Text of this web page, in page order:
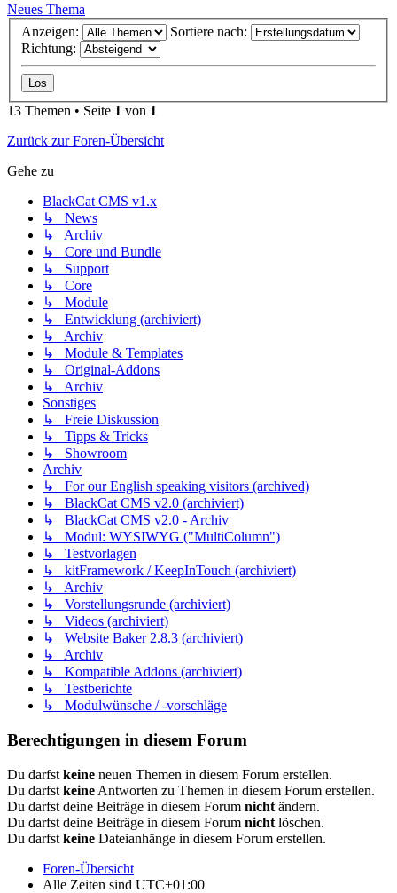
Neues Thema
Anzeigen:
Sortiere nach:
Richtung:
13 Themen • Seite 1 von 1
Zurück zur Foren-Übersicht
Gehe zu
BlackCat CMS v1.x
↳ News
↳ Archiv
↳ Core und Bundle
↳ Support
↳ Core
↳ Module
↳ Entwicklung (archiviert)
↳ Archiv
↳ Module & Templates
↳ Original-Addons
↳ Archiv
Sonstiges
↳ Freie Diskussion
↳ Tipps & Tricks
↳ Showroom
Archiv
↳ For our English speaking visitors (archived)
↳ BlackCat CMS v2.0 (archiviert)
↳ BlackCat CMS v2.0 - Archiv
↳ Modul: WYSIWYG ("MultiColumn")
↳ Testvorlagen
↳ kitFramework / KeepInTouch (archiviert)
↳ Archiv
↳ Vorstellungsrunde (archiviert)
↳ Videos (archiviert)
↳ Website Baker 2.8.3 (archiviert)
↳ Archiv
↳ Kompatible Addons (archiviert)
↳ Testberichte
↳ Modulwünsche / -vorschläge
Berechtigungen in diesem Forum
Du darfst keine neuen Themen in diesem Forum erstellen.
Du darfst keine Antworten zu Themen in diesem Forum erstellen.
Du darfst deine Beiträge in diesem Forum nicht ändern.
Du darfst deine Beiträge in diesem Forum nicht löschen.
Du darfst keine Dateianhänge in diesem Forum erstellen.
Foren-Übersicht
Alle Zeiten sind UTC+01:00